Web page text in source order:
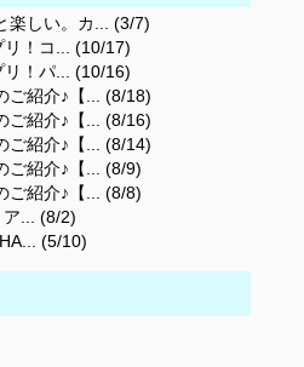
楽しい。カ... (3/7)
リ！コ... (10/17)
リ！パ... (10/16)
ご紹介♪【... (8/18)
ご紹介♪【... (8/16)
ご紹介♪【... (8/14)
ご紹介♪【... (8/9)
ご紹介♪【... (8/8)
... (8/2)
(5/10)